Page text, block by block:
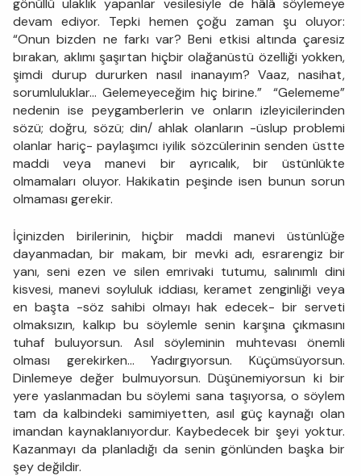
gönüllü ulaklık yapanlar vesilesiyle de hâlâ söylemeye
devam ediyor. Tepki hemen çoğu zaman şu oluyor:
“Onun bizden ne farkı var? Beni etkisi altında çaresiz
bırakan, aklımı şaşırtan hiçbir olağanüstü özelliği yokken,
şimdi durup dururken nasıl inanayım? Vaaz, nasihat,
sorumluluklar... Gelemeyeceğim hiç birine.” “Gelememe”
nedenin ise peygamberlerin ve onların izleyicilerinden
sözü; doğru, sözü; din/ ahlak olanların -üslup problemi
olanlar hariç- paylaşımcı iyilik sözcülerinin senden üstte
maddi veya manevi bir ayrıcalık, bir üstünlükte
olmamaları oluyor. Hakikatin peşinde isen bunun sorun
olmaması gerekir.
İçinizden birilerinin, hiçbir maddi manevi üstünlüğe
dayanmadan, bir makam, bir mevki adı, esrarengiz bir
yanı, seni ezen ve silen emrivaki tutumu, salınımlı dini
kisvesi, manevi soyluluk iddiası, keramet zenginliği veya
en başta -söz sahibi olmayı hak edecek- bir serveti
olmaksızın, kalkıp bu söylemle senin karşına çıkmasını
tuhaf buluyorsun. Asıl söyleminin muhtevası önemli
olması gerekirken... Yadırgıyorsun. Küçümsüyorsun.
Dinlemeye değer bulmuyorsun. Düşünemiyorsun ki bir
yere yaslanmadan bu söylemi sana taşıyorsa, o söylem
tam da kalbindeki samimiyetten, asıl güç kaynağı olan
imandan kaynaklanıyordur. Kaybedecek bir şeyi yoktur.
Kazanmayı da planladığı da senin gönlünden başka bir
şey değildir.